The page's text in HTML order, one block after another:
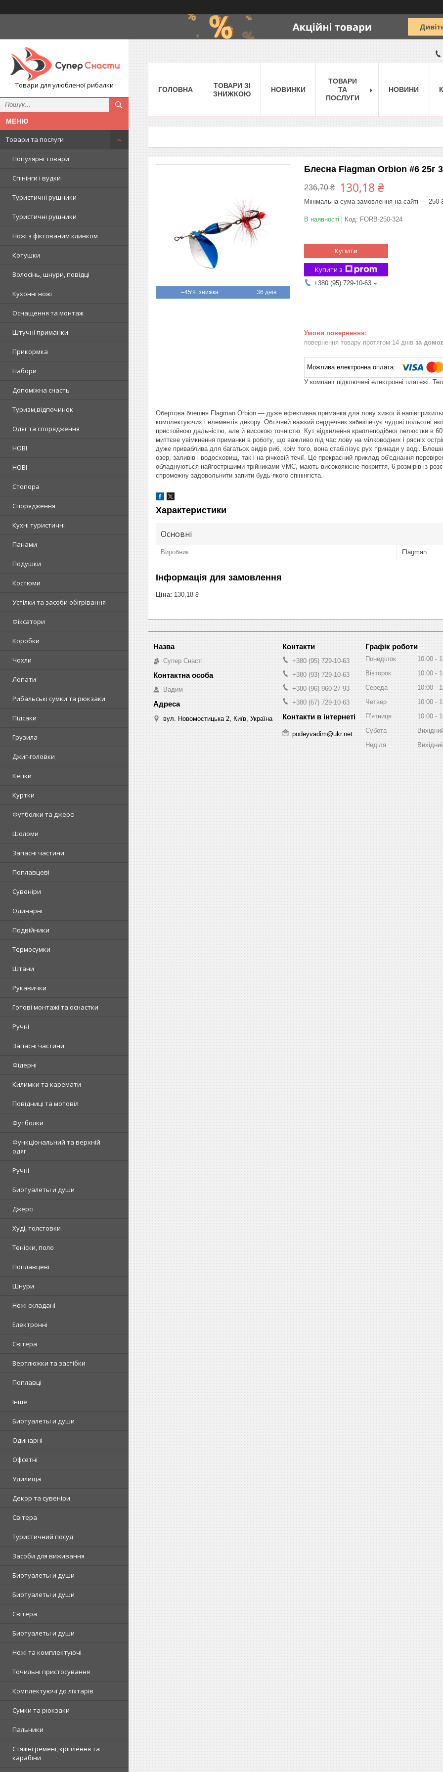
Товари для улюбленої рибалки
Товари та послуги
Популярні товари
Спінінги і вудки
Туристичні рушники
Туристичні рушники
Ножі з фіксованим клинком
Котушки
Волосінь, шнури, повідці
Кухонні ножі
Оснащення та монтаж
Штучні приманки
Прикормка
Набори
Допоміжна снасть
Туризм,відпочинок
Одяг та спорядження
НОВІ
НОВІ
Стопора
Спорядження
Кухні туристичні
Панами
Подушки
Костюми
Устілки та засоби обігрівання
Фіксатори
Коробки
Чохли
Лопати
Рибальські сумки та рюкзаки
Підсаки
Грузила
Джиг-головки
Кепки
Куртки
Футболки та джерсі
Шоломи
Запасні частини
Поплавцеві
Сувеніри
Одинарні
Подвійники
Термосумки
Штани
Рукавички
Готові монтажі та оснастки
Ручні
Запасні частини
Фідерні
Килимки та каремати
Повідниці та мотовіл
Футболки
Функціональний та верхній
одяг
Ручні
Биотуалеты и души
Джерсі
Худі, толстовки
Теніски, поло
Поплавцеві
Шнури
Ножі складані
Електронні
Світера
Вертлюжки та застібки
Поплавці
Інше
Биотуалеты и души
Одинарні
Офсетні
Удилища
Декор та сувеніри
Світера
Туристичний посуд
Засоби для виживання
Биотуалеты и души
Биотуалеты и души
Світера
Биотуалеты и души
Ножі та комплектуючі
Точильні пристосування
Комплектуючі до ліхтарів
Сумки та рюкзаки
Пальники
Стяжні ремені, кріплення та
карабіни
ГОЛОВНА
ТОВАРИ ЗІ
ЗНИЖКОЮ
НОВИНКИ
ТОВАРИ
ТА
ПОСЛУГИ
НОВИНИ
–45% 36 днів
Блесна Flagman Orbion #6 25г
236,70 ₴ 130,18 ₴
Мінімальна сума замовлення на сайті — 250
В наявності Код: FORB-250-324
Купити
Купити з
+380 (95) 729-10-63
повернення товару протягом 14 днів за
У компанії підключені електронні платежі.
Обертова блешня Flagman Orbion — дуже ефективна приманка для лову хижої й
комплектуючих і елементів декору. Обтічний важкий сердечник забезпечує чудові польотні
пристойною дальністю, але й високою точністю. Кут відхилення краплеподібної пелюстки в
миттєве увімкнення приманки в роботу, що важливо під час лову на мілководних і рясніх
дуже приваблива для багатьох видів риб, крім того, вона стабілізує рух принади у воді.
озер, заливів і водосховищ, так і на річковій течії. Це прекрасний приклад об'єднання
обладнуються найгострішими трійниками VMC, мають високоякісне покриття, 6 розмірів із
спроможну задовольнити запити будь-якого спінінгіста.
Характеристики
Основні
Виробник Flagman
Інформація для замовлення
Ціна: 130,18 ₴
Супер Снасті
Вадим
вул. Новомостицька 2, Київ, Україна
+380 (95) 729-10-63
+380 (93) 729-10-63
+380 (96) 960-27-93
+380 (67) 729-10-63
podeyvadim@ukr.net
Графік роботи
Понеділок 10:00
Вівторок
10:00
Середа
10:00
Четвер
10:00
Пʼятниця
10:00
Субота
Неділя